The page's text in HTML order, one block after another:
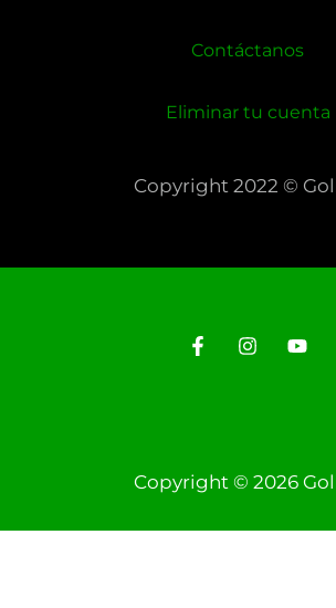
Contáctanos
Eliminar tu cuenta
Copyright 2022 ©
Copyright © 2026